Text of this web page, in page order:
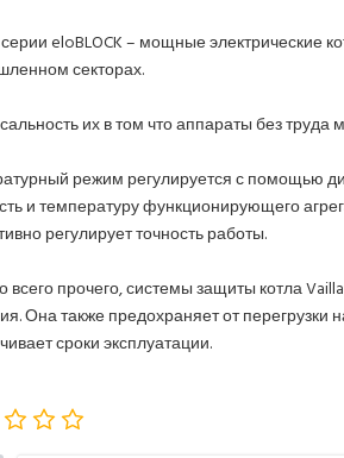
eloBLOCK – мощные электрические
секторах.
их в том что аппараты без
режим регулируется с помощью
и температуру функционирующего
регулирует точность работы.
прочего, системы защиты котла
Она также предохраняет от
сроки эксплуатации.